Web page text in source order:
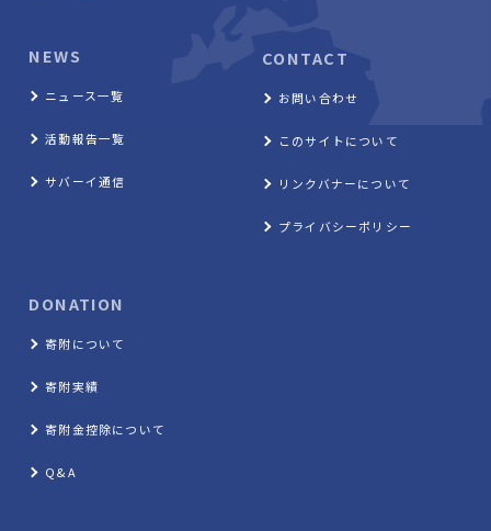
NEWS
ニュース一覧
活動報告一覧
サバーイ通信
CONTACT
お問い合わせ
このサイトについて
リンクバナーについて
プライバシーポリシー
DONATION
寄附について
寄附実績
寄附金控除について
Q&A